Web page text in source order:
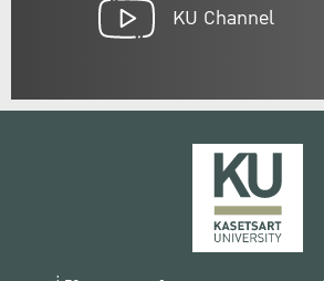
KU Channel